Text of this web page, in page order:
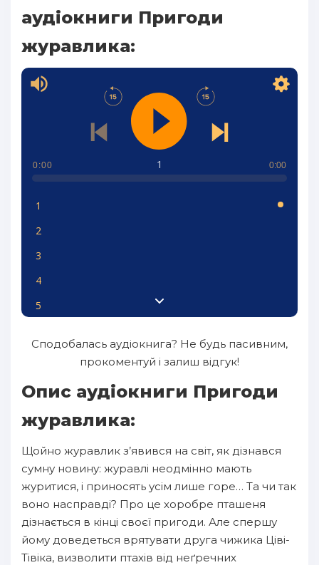
аудіокниги Пригоди
журавлика:
1
0:00 0:00
1
2
3
4
5
10
11
13
14
15
Сподобалась аудіокнига? Не будь пасивним,
прокоментуй і залиш відгук!
Опис аудіокниги Пригоди
журавлика:
Щойно журавлик з’явився на світ, як дізнався
сумну новину: журавлі неодмінно мають
журитися, і приносять усім лише горе… Та чи так
воно насправді? Про це хоробре пташеня
дізнається в кінці своєї пригоди. Але спершу
йому доведеться врятувати друга чижика Ціві-
Тівіка, визволити птахів від неґречних